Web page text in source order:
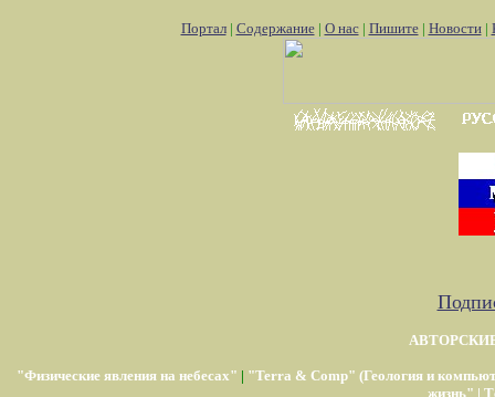
Портал| Содержание| О нас| Пишите| Новости|
"Физические явления на небесах" | "Terra & Comp" (Геология и
жизнь" |